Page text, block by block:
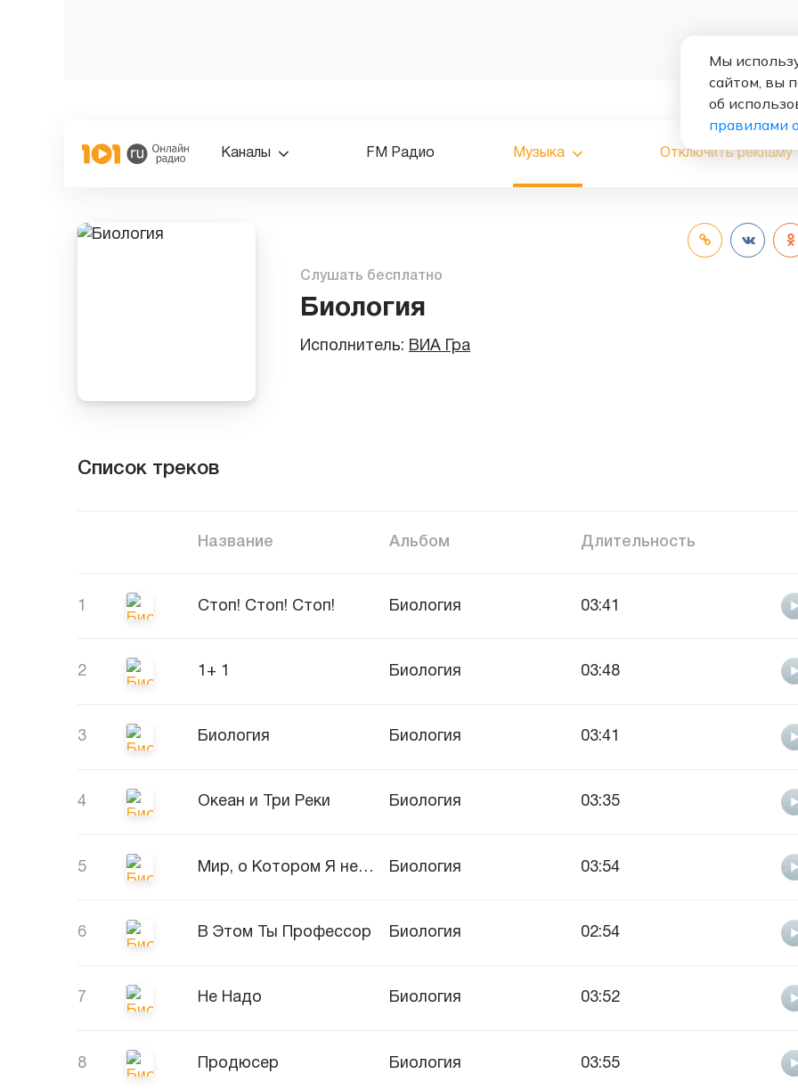
Каналы FM Радио Музыка Отключить рекламу
Слушать бесплатно
Биология
Исполнитель: ВИА Гра
Список треков
Название Альбом Длительность
1 Стоп! Стоп! Стоп! Биология 03:41
2 1+ 1 Биология 03:48
3 Биология Биология 03:41
4 Океан и Три Реки Биология 03:35
5 Мир, о Котором Я не Знала До Тебя Биология 03:54
6 В Этом Ты Профессор Биология 02:54
7 Не Надо Биология 03:52
8 Продюсер Биология 03:55
Мы
сайтом, вы
об
правилами